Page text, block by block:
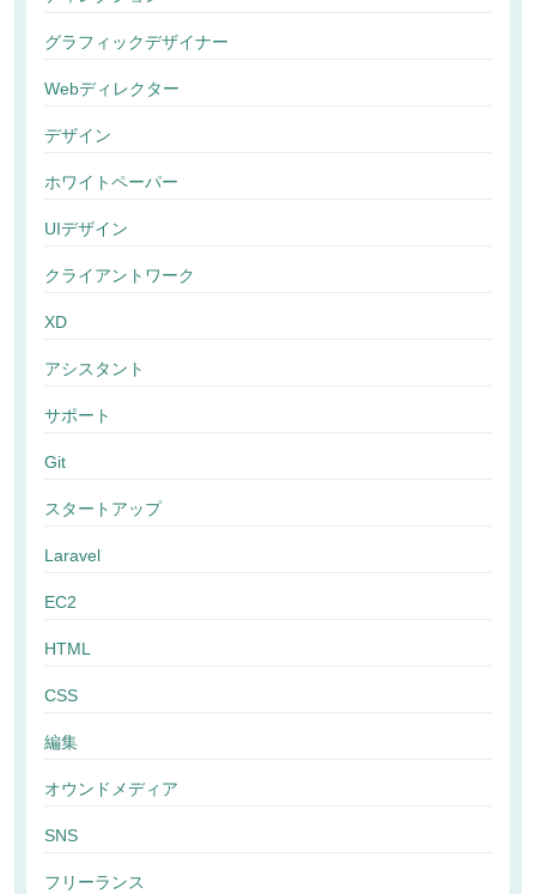
グラフィックデザイナー
Webディレクター
デザイン
ホワイトペーパー
UIデザイン
クライアントワーク
XD
アシスタント
サポート
Git
スタートアップ
Laravel
EC2
HTML
CSS
編集
オウンドメディア
SNS
フリーランス